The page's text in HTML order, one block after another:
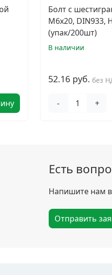
Болт с
M6х20, DIN933,
(упак/200шт)
В наличии
52.16 руб. без
- +
Есть
Напишите нам
Отправить